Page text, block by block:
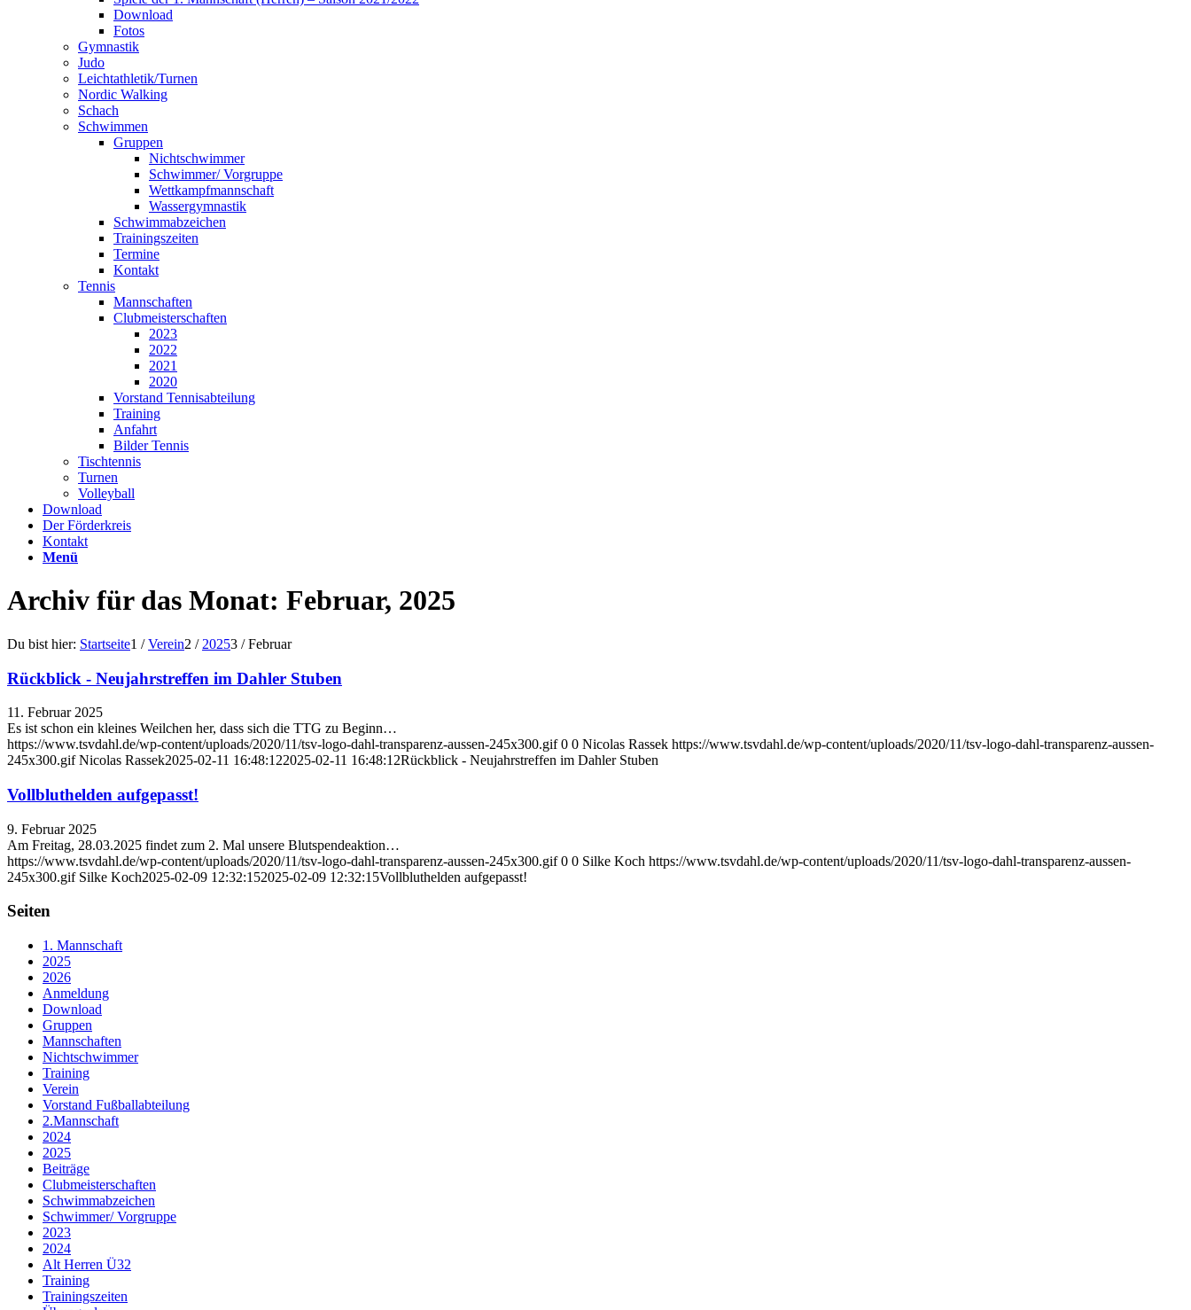
Download
Fotos
Gymnastik
Judo
Leichtathletik/Turnen
Nordic Walking
Schach
Schwimmen
Gruppen
Nichtschwimmer
Schwimmer/ Vorgruppe
Wettkampfmannschaft
Wassergymnastik
Schwimmabzeichen
Trainingszeiten
Termine
Kontakt
Tennis
Mannschaften
Clubmeisterschaften
2023
2022
2021
2020
Vorstand Tennisabteilung
Training
Anfahrt
Bilder Tennis
Tischtennis
Turnen
Volleyball
Download
Der Förderkreis
Kontakt
Menü
Archiv für das Monat: Februar, 2025
Du bist hier: Startseite1 / Verein2 / 20253 / Februar
Rückblick - Neujahrstreffen im Dahler Stuben
11. Februar 2025
Es ist schon ein kleines Weilchen her, dass sich die TTG zu Beginn…
https://www.tsvdahl.de/wp-content/uploads/2020/11/tsv-logo-dahl-transparenz-aussen-245x300.gif 0 0 Nicolas Rassek https://www.tsvdahl.de/wp-content/uploads/2020/11/tsv-logo-dahl-transparenz-aussen-
245x300.gif Nicolas Rassek2025-02-11 16:48:122025-02-11 16:48:12Rückblick - Neujahrstreffen im Dahler Stuben
Vollbluthelden aufgepasst!
9. Februar 2025
Am Freitag, 28.03.2025 findet zum 2. Mal unsere Blutspendeaktion…
https://www.tsvdahl.de/wp-content/uploads/2020/11/tsv-logo-dahl-transparenz-aussen-245x300.gif 0 0 Silke Koch https://www.tsvdahl.de/wp-content/uploads/2020/11/tsv-logo-dahl-transparenz-aussen-
245x300.gif Silke Koch2025-02-09 12:32:152025-02-09 12:32:15Vollbluthelden aufgepasst!
Seiten
1. Mannschaft
2025
2026
Anmeldung
Download
Gruppen
Mannschaften
Nichtschwimmer
Training
Verein
Vorstand Fußballabteilung
2.Mannschaft
2024
2025
Beiträge
Clubmeisterschaften
Schwimmabzeichen
Schwimmer/ Vorgruppe
2023
2024
Alt Herren Ü32
Training
Trainingszeiten